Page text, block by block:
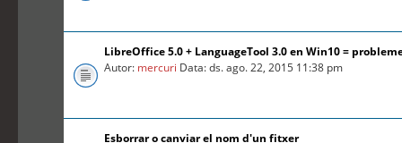
LibreOffice 5.0 + LanguageTool 3.0 en Win10 =
Autor: mercuri Data: ds. ago. 22, 2015 11:38 pm
Esborrar o canviar el nom d'un fitxer